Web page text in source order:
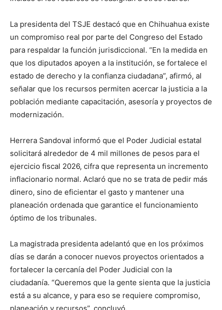
La presidenta del TSJE destacó que en Chihuahua existe
un compromiso real por parte del Congreso del Estado
para respaldar la función jurisdiccional. “En la medida en
que los diputados apoyen a la institución, se fortalece el
estado de derecho y la confianza ciudadana”, afirmó, al
señalar que los recursos permiten acercar la justicia a la
población mediante capacitación, asesoría y proyectos de
modernización.
Herrera Sandoval informó que el Poder Judicial estatal
solicitará alrededor de 4 mil millones de pesos para el
ejercicio fiscal 2026, cifra que representa un incremento
inflacionario normal. Aclaró que no se trata de pedir más
dinero, sino de eficientar el gasto y mantener una
planeación ordenada que garantice el funcionamiento
óptimo de los tribunales.
La magistrada presidenta adelantó que en los próximos
días se darán a conocer nuevos proyectos orientados a
fortalecer la cercanía del Poder Judicial con la
ciudadanía. “Queremos que la gente sienta que la justicia
está a su alcance, y para eso se requiere compromiso,